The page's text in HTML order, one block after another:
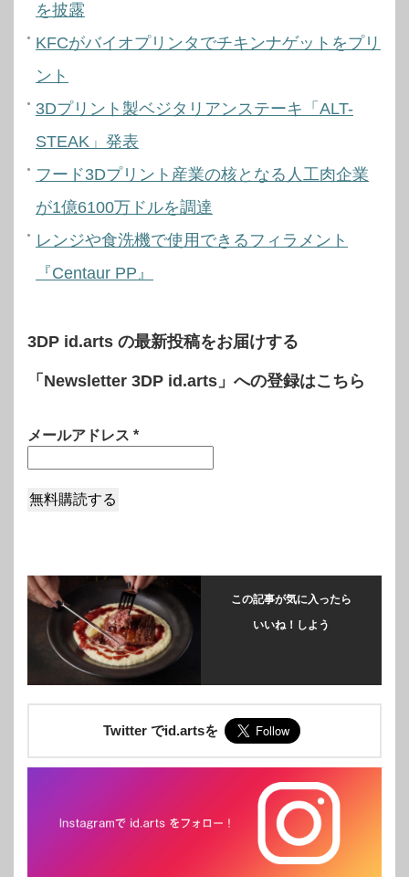
を披露
KFCがバイオプリンタでチキンナゲットをプリ
ント
3Dプリント製ベジタリアンステーキ「ALT-
STEAK」発表
フード3Dプリント産業の核となる人工肉企業
が1億6100万ドルを調達
レンジや食洗機で使用できるフィラメント
『Centaur PP』
3DP id.arts の最新投稿をお届けする
「Newsletter 3DP id.arts」への登録はこちら
メールアドレス *
この記事が気に入ったら
いいね！しよう
Twitter でid.artsを